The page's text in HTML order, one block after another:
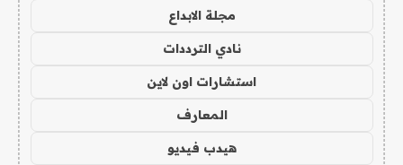
مجلة الابداع
نادي الترددات
استشارات اون لاين
المعارف
هيدب فيديو